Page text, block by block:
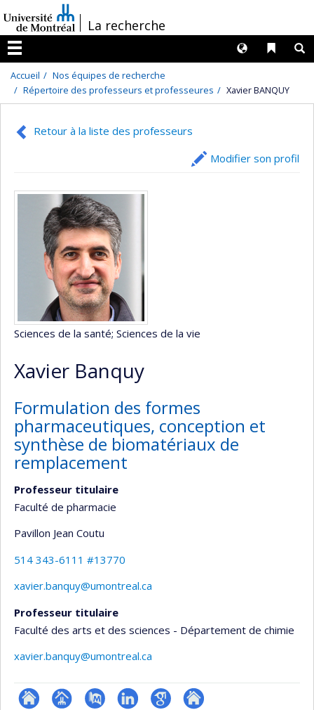
au
contenu
/La recherche
Menu
Liens
Langues
Accueil
Nos équipes de recherche
Répertoire des professeurs et professeures
Xavier BANQUY
Retour à la liste des professeurs
Modifier son profil
Sciences de la santé; Sciences de la vie
Xavier Banquy
Formulation des formes
pharmaceutiques, conception et
synthèse de biomatériaux de
remplacement
Professeur titulaire
Faculté de pharmacie
Pavillon Jean Coutu
514 343-6111 #13770
xavier.banquy@umontreal.ca
Professeur titulaire
Faculté des arts et des sciences - Département de chimie
xavier.banquy@umontreal.ca